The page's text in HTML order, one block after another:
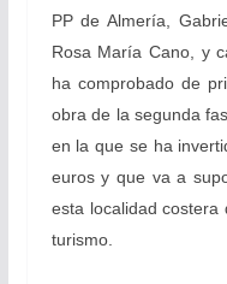
PP de Almería,
Rosa María Cano, y
ha comprobado de
obra de la segunda
en la que se ha
euros y que va a
esta localidad
turismo.